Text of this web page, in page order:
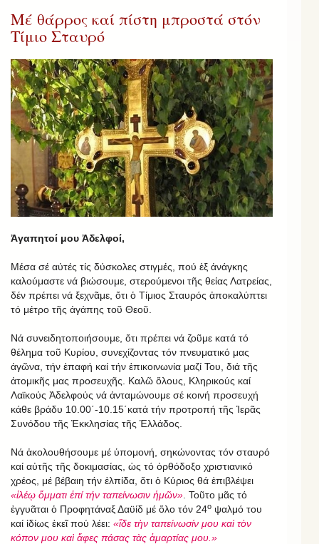
Μέ θάρρος καί πίστη μπροστά στόν
Τίμιο Σταυρό
Ἀγαπητοί μου Ἀδελφοί,
Μέσα σέ αὐτές τίς δύσκολες στιγμές, πού ἐξ ἀνάγκης
καλούμαστε νά βιώσουμε, στερούμενοι τῆς θείας Λατρείας,
δέν πρέπει νά ξεχνᾶμε, ὅτι ὁ Τίμιος Σταυρός ἀποκαλύπτει
τό μέτρο τῆς ἀγάπης τοῦ Θεοῦ.
Νά συνειδητοποιήσουμε, ὅτι πρέπει νά ζοῦμε κατά τό
θέλημα τοῦ Κυρίου, συνεχίζοντας τόν πνευματικό μας
ἀγῶνα, τήν ἐπαφή καί τήν ἐπικοινωνία μαζί Του, διά τῆς
ἀτομικῆς μας προσευχῆς. Καλῶ ὅλους, Κληρικούς καί
Λαϊκούς Ἀδελφούς νά ἀνταμώνουμε σέ κοινή προσευχή
κάθε βράδυ 10.00΄-10.15΄κατά τήν προτροπή τῆς Ἱερᾶς
Συνόδου τῆς Ἐκκλησίας τῆς Ἑλλάδος.
Νά ἀκολουθήσουμε μέ ὑπομονή, σηκώνοντας τόν σταυρό
καί αὐτῆς τῆς δοκιμασίας, ὡς τό ὀρθόδοξο χριστιανικό
χρέος, μέ βέβαιη τήν ἐλπίδα, ὅτι ὁ Κύριος θά ἐπιβλέψει
«ἱλέῳ ὄμματι ἐπί τήν ταπείνωσιν ἡμῶν» . Τοῦτο μᾶς τό
ἐγγυᾶται ὁ Προφητάναξ Δαϋίδ μέ ὅλο τόν 24ο ψαλμό του
καί ἰδίως ἐκεῖ πού λέει: «ἴδε τὴν ταπείνωσίν μου καὶ τὸν
κόπον μου καὶ ἄφες πάσας τὰς ἁμαρτίας μου.»